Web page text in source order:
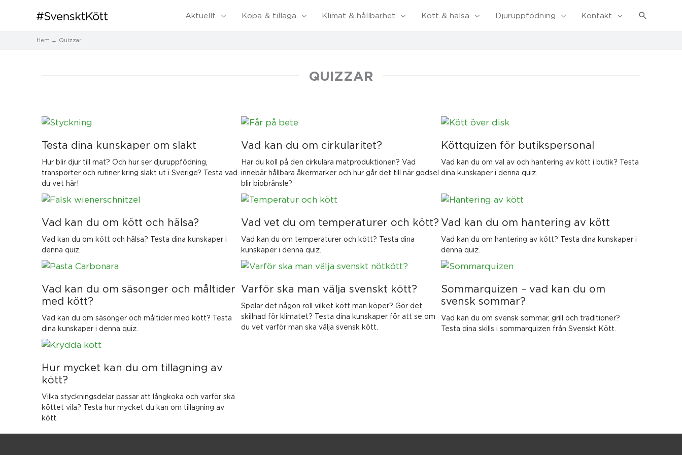
Aktuellt Köpa & tillaga Klimat & hållbarhet Kött & hälsa Djuruppfödning Kontakt Sök
Hem Quizzar
QUIZZAR
Testa dina kunskaper om slakt
Hur blir djur till mat? Och hur ser djuruppfödning,
transporter och rutiner kring slakt ut i Sverige? Testa vad
du vet här!
Vad kan du om cirkularitet?
Har du koll på den cirkulära matproduktionen? Vad
innebär hållbara åkermarker och hur går det till när gödsel
blir biobränsle?
Köttquizen för butikspersonal
Vad kan du om val av och hantering av kött i butik? Testa
dina kunskaper i denna quiz.
Vad kan du om kött och hälsa?
Vad kan du om kött och hälsa? Testa dina kunskaper i
denna quiz.
Vad vet du om temperaturer och kött?
Vad kan du om temperaturer och kött? Testa dina
kunskaper i denna quiz.
Vad kan du om hantering av kött
Vad kan du om hantering av kött? Testa dina kunskaper i
denna quiz.
Vad kan du om säsonger och måltider
med kött?
Vad kan du om säsonger och måltider med kött? Testa
dina kunskaper i denna quiz.
Varför ska man välja svenskt kött?
Spelar det någon roll vilket kött man köper? Gör det
skillnad för klimatet? Testa dina kunskaper för att se om
du vet varför man ska välja svensk kött.
Sommarquizen – vad kan du om
svensk sommar?
Vad kan du om svensk sommar, grill och traditioner?
Testa dina skills i sommarquizen från Svenskt Kött.
Hur mycket kan du om tillagning av
kött?
Vilka styckningsdelar passar att långkoka och varför ska
köttet vila? Testa hur mycket du kan om tillagning av
kött.